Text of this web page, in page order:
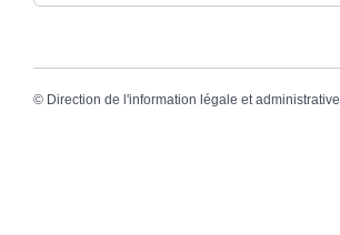
© Direction de l'information légale et administrative